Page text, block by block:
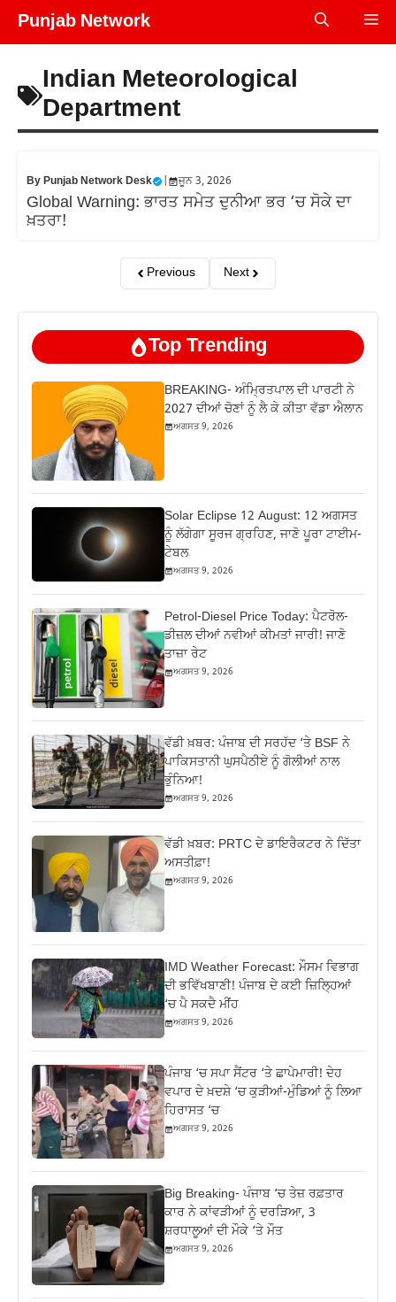
Skip
Punjab Network
Indian Meteorological
Department
ByPunjab Network Desk ਜੂਨ 3, 2026
Global Warning: ਭਾਰਤ ਸਮੇਤ ਦੁਨੀਆ ਭਰ ‘ਚ ਸੋਕੇ ਦਾ
ਖ਼ਤਰਾ!
Previous Next
Top Trending
BREAKING- ਅੰਮ੍ਰਿਤਪਾਲ ਦੀ ਪਾਰਟੀ ਨੇ
2027 ਦੀਆਂ ਚੋਣਾਂ ਨੂੰ ਲੈ ਕੇ ਕੀਤਾ ਵੱਡਾ ਐਲਾਨ
ਅਗਸਤ 9, 2026
Solar Eclipse 12 August: 12 ਅਗਸਤ
ਨੂੰ ਲੱਗੇਗਾ ਸੂਰਜ ਗ੍ਰਹਿਣ, ਜਾਣੋ ਪੂਰਾ ਟਾਈਮ-
ਟੇਬਲ
ਅਗਸਤ 9, 2026
Petrol-Diesel Price Today: ਪੈਟਰੋਲ-
ਡੀਜ਼ਲ ਦੀਆਂ ਨਵੀਆਂ ਕੀਮਤਾਂ ਜਾਰੀ! ਜਾਣੋ
ਤਾਜ਼ਾ ਰੇਟ
ਅਗਸਤ 9, 2026
ਵੱਡੀ ਖ਼ਬਰ: ਪੰਜਾਬ ਦੀ ਸਰਹੱਦ ‘ਤੇ BSF ਨੇ
ਪਾਕਿਸਤਾਨੀ ਘੁਸਪੈਠੀਏ ਨੂੰ ਗੋਲੀਆਂ ਨਾਲ
ਭੁੰਨਿਆ!
ਅਗਸਤ 9, 2026
ਵੱਡੀ ਖ਼ਬਰ: PRTC ਦੇ ਡਾਇਰੈਕਟਰ ਨੇ ਦਿੱਤਾ
ਅਸਤੀਫ਼ਾ!
ਅਗਸਤ 9, 2026
IMD Weather Forecast: ਮੌਸਮ ਵਿਭਾਗ
ਦੀ ਭਵਿੱਖਬਾਣੀ! ਪੰਜਾਬ ਦੇ ਕਈ ਜ਼ਿਲ੍ਹਿਆਂ
‘ਚ ਪੈ ਸਕਦੈ ਮੀਂਹ
ਅਗਸਤ 9, 2026
ਪੰਜਾਬ ‘ਚ ਸਪਾ ਸੈਂਟਰ ‘ਤੇ ਛਾਪੇਮਾਰੀ! ਦੇਹ
ਵਪਾਰ ਦੇ ਖ਼ਦਸ਼ੇ ‘ਚ ਕੁੜੀਆਂ-ਮੁੰਡਿਆਂ ਨੂੰ ਲਿਆ
ਹਿਰਾਸਤ ‘ਚ
ਅਗਸਤ 9, 2026
Big Breaking- ਪੰਜਾਬ ‘ਚ ਤੇਜ਼ ਰਫ਼ਤਾਰ
ਕਾਰ ਨੇ ਕਾਂਵੜੀਆਂ ਨੂੰ ਦਰੜਿਆ, 3
ਸ਼ਰਧਾਲੂਆਂ ਦੀ ਮੌਕੇ ‘ਤੇ ਮੌਤ
ਅਗਸਤ 9, 2026